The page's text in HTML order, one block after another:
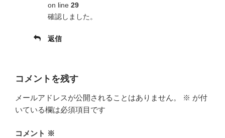
on line 29
確認しました。
返信
コメントを残す
メールアドレスが公開されることはありません。 ※ が付
いている欄は必須項目です
コメント ※